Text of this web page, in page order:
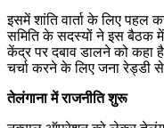
इसमें शांति वार्ता के लिए
समिति के सदस्यों ने इस बैठक में
केंद्र पर दबाव डालने को कहा
चर्चा करने के लिए जना रेड्डी
तेलंगाना में राजनीति शुरू